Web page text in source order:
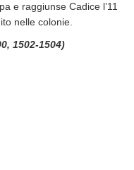
e raggiunse Cadice l’11
nelle colonie.
1502-1504)